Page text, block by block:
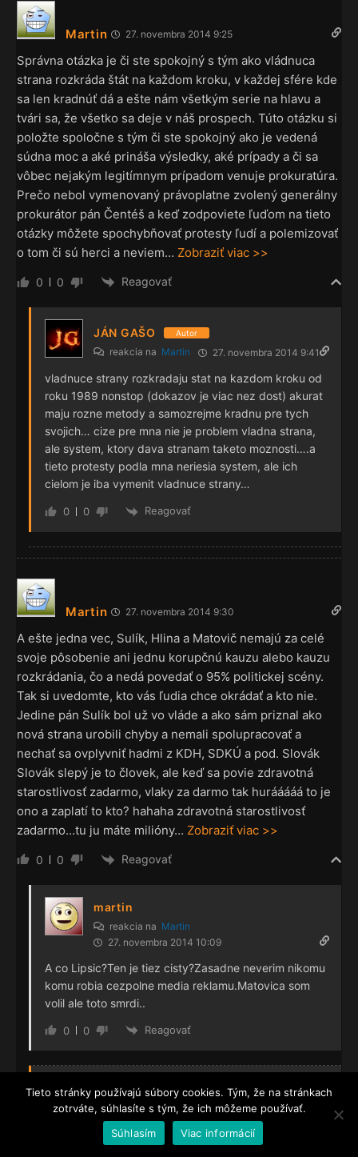
Martin 27. novembra 2014 9:25
Správna otázka je či ste spokojný s tým ako vládnuca
strana rozkráda štát na každom kroku, v každej sfére kde
sa len kradnúť dá a ešte nám všetkým serie na hlavu a
tvári sa, že všetko sa deje v náš prospech. Túto otázku si
položte spoločne s tým či ste spokojný ako je vedená
súdna moc a aké prináša výsledky, aké prípady a či sa
vôbec nejakým legitímnym prípadom venuje prokuratúra.
Prečo nebol vymenovaný právoplatne zvolený generálny
prokurátor pán Čentéš a keď zodpoviete ľuďom na tieto
otázky môžete spochybňovať protesty ľudí a polemizovať
o tom či sú herci a neviem… Zobraziť viac >>
0 0 Reagovať
JÁN GAŠO Autor
reakcia na Martin 27. novembra 2014 9:41
vladnuce strany rozkradaju stat na kazdom kroku od
roku 1989 nonstop (dokazov je viac nez dost) akurat
maju rozne metody a samozrejme kradnu pre tych
svojich… cize pre mna nie je problem vladna strana,
ale system, ktory dava stranam taketo moznosti….a
tieto protesty podla mna neriesia system, ale ich
cielom je iba vymenit vladnuce strany…
0 0 Reagovať
Martin 27. novembra 2014 9:30
A ešte jedna vec, Sulík, Hlina a Matovič nemajú za celé
svoje pôsobenie ani jednu korupčnú kauzu alebo kauzu
rozkrádania, čo a nedá povedať o 95% politickej scény.
Tak si uvedomte, kto vás ľudia chce okrádať a kto nie.
Jedine pán Sulík bol už vo vláde a ako sám priznal ako
nová strana urobili chyby a nemali spolupracovať a
nechať sa ovplyvniť hadmi z KDH, SDKÚ a pod. Slovák
Slovák slepý je to človek, ale keď sa povie zdravotná
starostlivosť zadarmo, vlaky za darmo tak hurááááá to je
ono a zaplatí to kto? hahaha zdravotná starostlivosť
zadarmo…tu ju máte milióny… Zobraziť viac >>
0 0 Reagovať
martin
reakcia na Martin
27. novembra 2014 10:09
A co Lipsic?Ten je tiez cisty?Zasadne neverim nikomu
komu robia cezpolne media reklamu.Matovica som
volil ale toto smrdi..
0 0 Reagovať
JÁN GAŠO Autor
reakcia naMartin
27. novembra 2014 10:11
ako som spominal vyssie, ja vidim problem v
Tieto stránky používajú súbory cookies. Tým, že na stránkach
zotrváte, súhlasíte s tým, že ich môžeme používať.
Súhlasím
Viac informácií